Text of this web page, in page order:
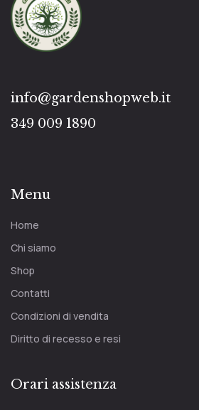
info@gardenshopweb.it
349 009 1890
Menu
Home
Chi siamo
Shop
Contatti
Condizioni di vendita
Diritto di recesso e resi
Orari assistenza